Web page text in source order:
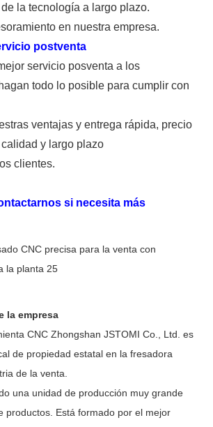
la tecnología a largo plazo.
en nuestra empresa.
postventa
servicio posventa a los
todo lo posible para cumplir con
ventajas y entrega rápida, precio
y largo plazo
clientes.
si necesita más
la empresa
CNC Zhongshan JSTOMI Co., Ltd. es
de propiedad estatal en la fresadora
de la venta.
una unidad de producción muy grande
productos. Está formado por el mejor